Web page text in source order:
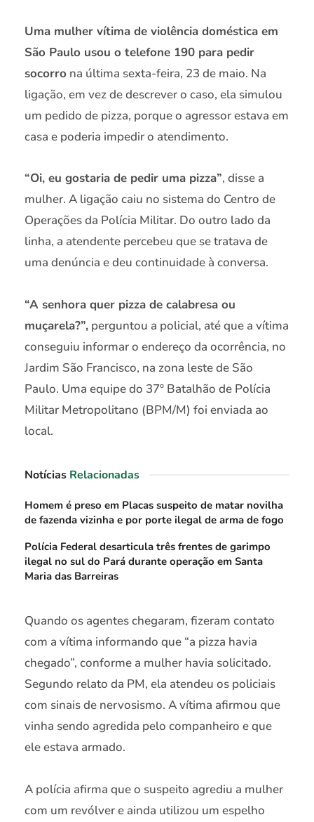
Uma mulher vítima de violência doméstica em
São Paulo usou o telefone 190 para pedir
socorro na última sexta-feira, 23 de maio. Na
ligação, em vez de descrever o caso, ela simulou
um pedido de pizza, porque o agressor estava em
casa e poderia impedir o atendimento.
“Oi, eu gostaria de pedir uma pizza”, disse a
mulher. A ligação caiu no sistema do Centro de
Operações da Polícia Militar. Do outro lado da
linha, a atendente percebeu que se tratava de
uma denúncia e deu continuidade à conversa.
“A senhora quer pizza de calabresa ou
muçarela?”, perguntou a policial, até que a vítima
conseguiu informar o endereço da ocorrência, no
Jardim São Francisco, na zona leste de São
Paulo. Uma equipe do 37º Batalhão de Polícia
Militar Metropolitano (BPM/M) foi enviada ao
local.
Notícias Relacionadas
Homem é preso em Placas suspeito de matar novilha
de fazenda vizinha e por porte ilegal de arma de fogo
Polícia Federal desarticula três frentes de garimpo
ilegal no sul do Pará durante operação em Santa
Maria das Barreiras
Quando os agentes chegaram, fizeram contato
com a vítima informando que “a pizza havia
chegado”, conforme a mulher havia solicitado.
Segundo relato da PM, ela atendeu os policiais
com sinais de nervosismo. A vítima afirmou que
vinha sendo agredida pelo companheiro e que
ele estava armado.
A polícia afirma que o suspeito agrediu a mulher
com um revólver e ainda utilizou um espelho